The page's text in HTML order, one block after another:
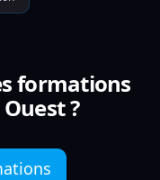
formations
?